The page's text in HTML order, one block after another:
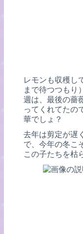
レモンも収穫し
まで待つつもり
週は、最後の薔
ってくれてたの
華でしょ？
去年は剪定が遅
で、今年の冬こ
この子たちを枯